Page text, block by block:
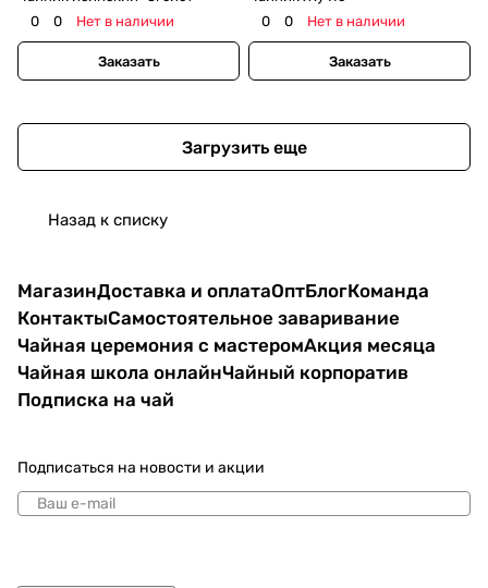
0
0 Нет в наличии
Заказать
0
0 Нет в наличии
Заказать
Загрузить еще
Назад к списку
МагазинДоставка и оплатаОптБлогКоманда
КонтактыСамостоятельное заваривание
Чайная церемония с мастеромАкция месяца
Чайная школа онлайнЧайный корпоратив
Подписка на чай
Подписаться на новости и акции